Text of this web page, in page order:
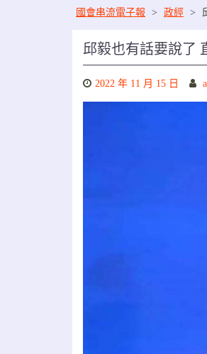
國會串流電子報 > 政經 >
邱毅也有話要說了
2022 年 11 月 15 日